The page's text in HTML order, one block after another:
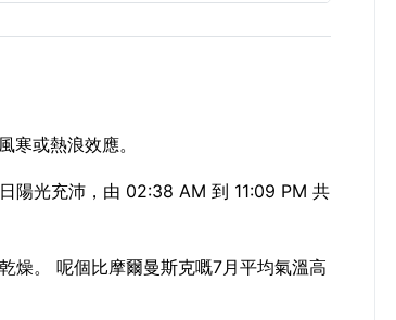
或熱浪效應。
陽光充沛，由 02:38 AM 到 11:09 PM 共
燥。 呢個比摩爾曼斯克嘅7月平均氣溫高